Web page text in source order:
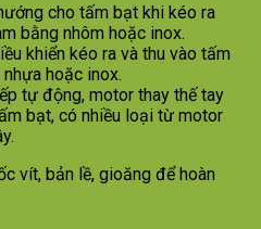
cho tấm bạt khi kéo ra
bằng nhôm hoặc inox.
khiển kéo ra và thu vào tấm
hoặc inox.
tự động, motor thay thế tay
bạt, có nhiều loại từ motor
vít, bản lề, gioăng để hoàn